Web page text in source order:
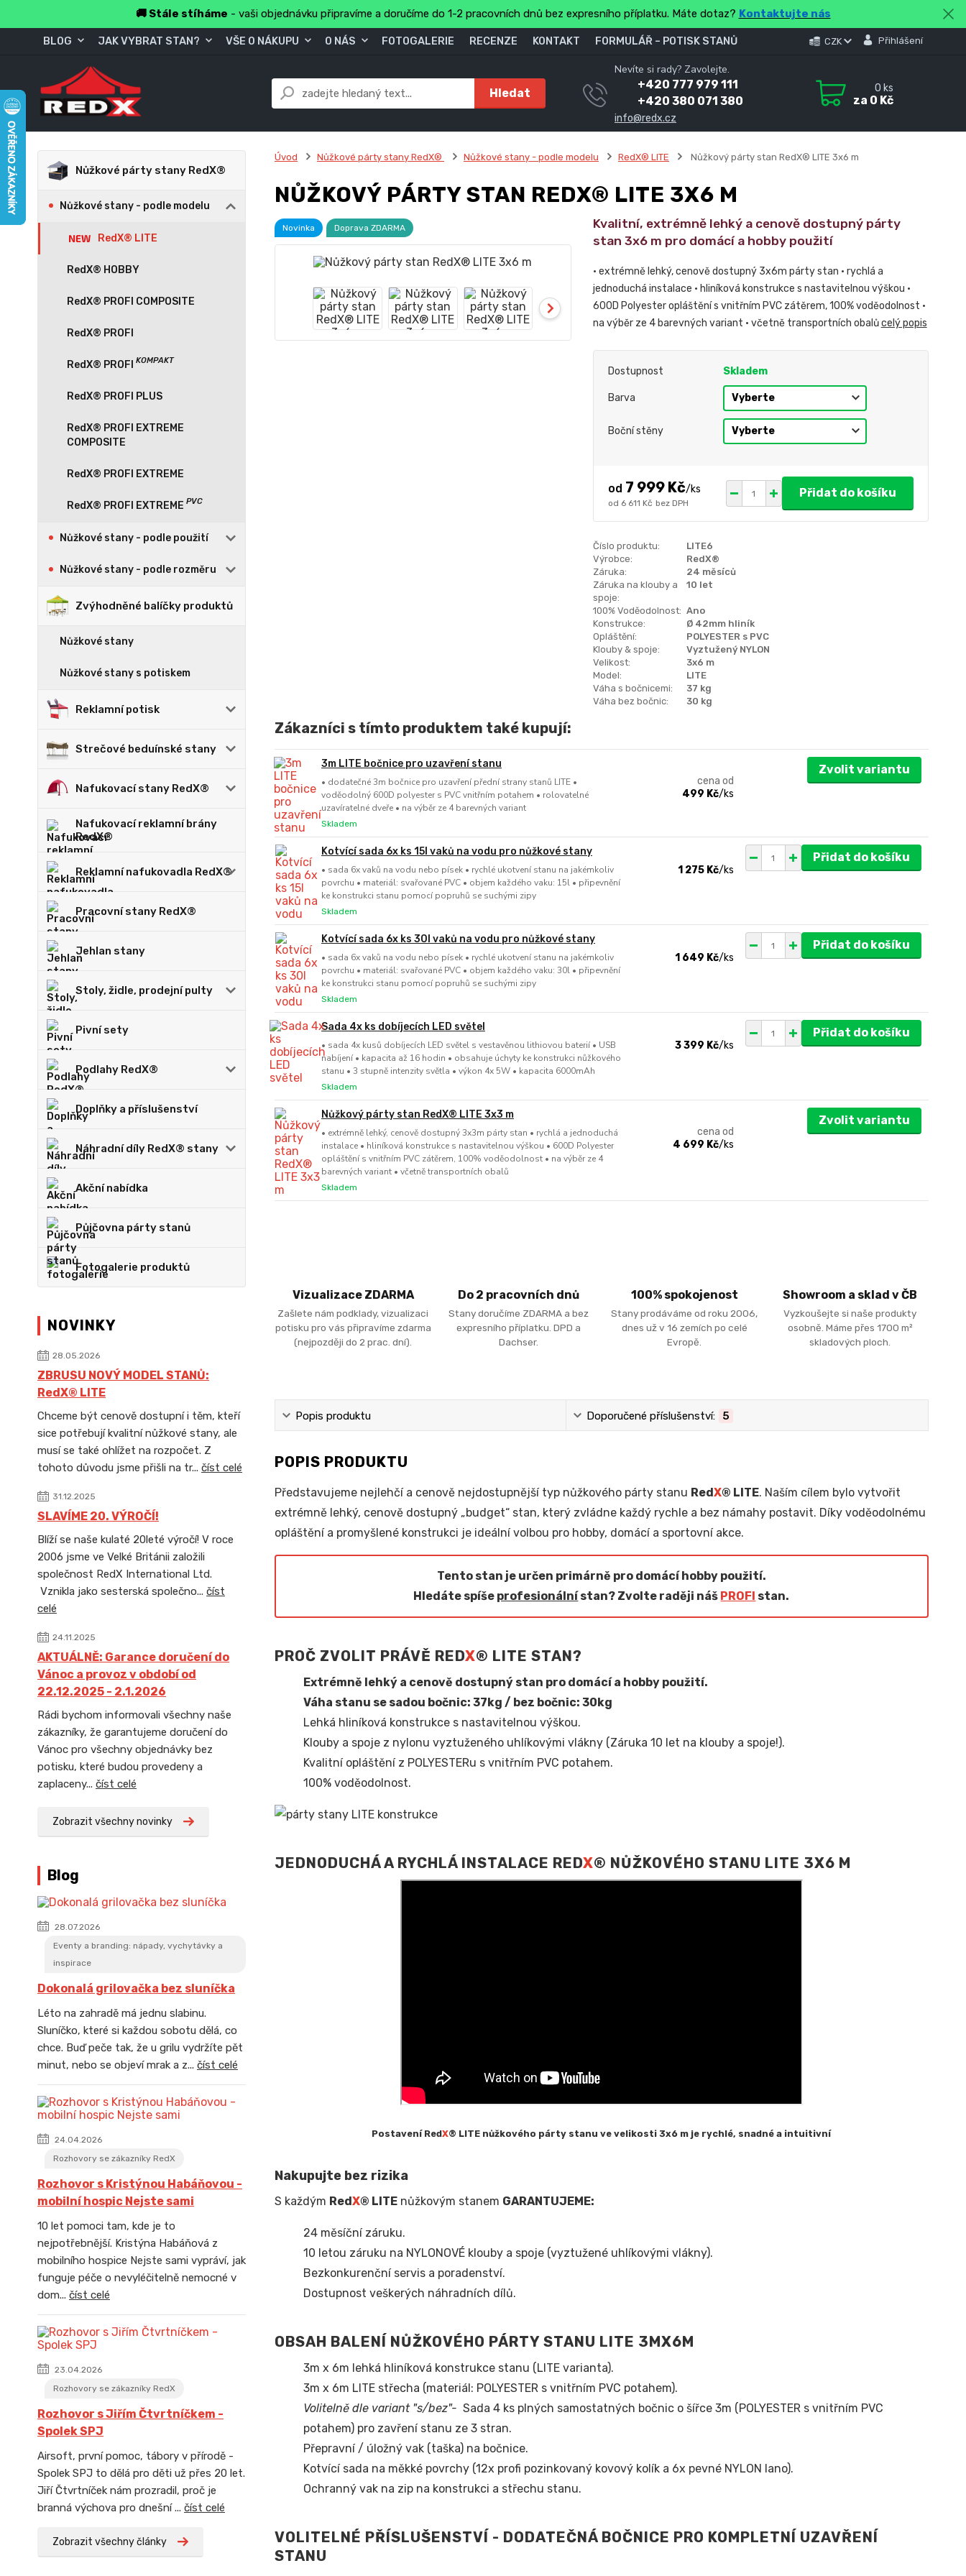
🚚 Stále stíháme - vaši objednávku připravíme a doručíme do 1-2 pracovních dnů bez expresního příplatku. Máte dotaz? Kontaktujte nás
BLOG JAK VYBRAT STAN? VŠE O NÁKUPU O NÁS FOTOGALERIE RECENZE KONTAKT FORMULÁŘ – POTISK STANŮ CZK Přihlášení
Hledat
Nevíte si rady? Zavolejte.
+420 777 979 111
+420 380 071 380
info@redx.cz
0 ks
za 0 Kč
Nůžkové párty stany RedX®
Nůžkové stany - podle modelu
RedX® LITE
RedX® HOBBY
RedX® PROFI COMPOSITE
RedX® PROFI
RedX® PROFI PLUS
RedX® PROFI EXTREME
COMPOSITE
RedX® PROFI EXTREME
Nůžkové stany - podle použití
Nůžkové stany - podle rozměru
Zvýhodněné balíčky produktů
Nůžkové stany
Nůžkové stany s potiskem
Reklamní potisk
Strečové beduínské stany
Nafukovací stany RedX®
Nafukovací reklamní brány
RedX®
Reklamní nafukovadla RedX®
Pracovní stany RedX®
Jehlan stany
Stoly, židle, prodejní pulty
Pivní sety
Podlahy RedX®
Doplňky a příslušenství
Náhradní díly RedX® stany
Akční nabídka
Půjčovna párty stanů
Fotogalerie produktů
NOVINKY
28.05.2026
ZBRUSU NOVÝ MODEL STANŮ:
RedX® LITE
Chceme být cenově dostupní i těm, kteří
sice potřebují kvalitní nůžkové stany, ale
musí se také ohlížet na rozpočet. Z
tohoto důvodu jsme přišli na tr... číst celé
31.12.2025
SLAVÍME 20. VÝROČÍ!
Blíží se naše kulaté 20leté výročí! V roce
2006 jsme ve Velké Británii založili
společnost RedX International Ltd.
Vznikla jako sesterská společno... číst
celé
24.11.2025
AKTUÁLNĚ: Garance doručení do
Vánoc a provoz v období od
22.12.2025 - 2.1.2026
Rádi bychom informovali všechny naše
zákazníky, že garantujeme doručení do
Vánoc pro všechny objednávky bez
potisku, které budou provedeny a
zaplaceny... číst celé
Zobrazit všechny novinky
Blog
28.07.2026
Eventy a branding: nápady, vychytávky a
inspirace
Dokonalá grilovačka bez sluníčka
Léto na zahradě má jednu slabinu.
Sluníčko, které si každou sobotu dělá, co
chce. Buď peče tak, že u grilu vydržíte pět
minut, nebo se objeví mrak a z... číst celé
24.04.2026
Rozhovory se zákazníky RedX
Rozhovor s Kristýnou Habáňovou -
mobilní hospic Nejste sami
10 let pomoci tam, kde je to
nejpotřebnější. Kristýna Habáňová z
mobilního hospice Nejste sami vypráví, jak
funguje péče o nevyléčitelně nemocné v
dom... číst celé
23.04.2026
Rozhovory se zákazníky RedX
Rozhovor s Jiřím Čtvrtníčkem -
Spolek SPJ
Airsoft, první pomoc, tábory v přírodě -
Spolek SPJ to dělá pro děti už přes 20 let.
Jiří Čtvrtníček nám prozradil, proč je
branná výchova pro dnešní ... číst celé
Zobrazit všechny články
Úvod Nůžkové párty stany RedX® Nůžkové stany - podle modelu RedX® LITE Nůžkový párty stan RedX® LITE 3x6 m
NŮŽKOVÝ PÁRTY STAN REDX® LITE 3X6 M
Novinka Doprava ZDARMA
Kvalitní, extrémně lehký a cenově dostupný párty
stan 3x6 m pro domácí a hobby použití
• extrémně lehký, cenově dostupný 3x6m párty stan • rychlá a
jednoduchá instalace • hliníková konstrukce s nastavitelnou výškou •
600D Polyester opláštění s vnitřním PVC zátěrem, 100% voděodolnost •
na výběr ze 4 barevných variant • včetně transportních obalůcelý popis
Dostupnost Skladem
Barva
Boční stěny
7 999 Kč/ks
od 6 611 Kč bez DPH
Přidat do košíku
Číslo produktu:
LITE6
Výrobce:
RedX®
Záruka:
24 měsíců
Záruka na klouby a
spoje:
10 let
100% Voděodolnost: Ano
Konstrukce:
Ø 42mm hliník
Opláštění:
POLYESTER s PVC
Klouby & spoje:
Vyztužený NYLON
Velikost:
3x6 m
Model:
LITE
Váha s bočnicemi:
37 kg
Váha bez bočnic:
30 kg
Zákazníci s tímto produktem také kupují:
3m LITE bočnice pro uzavření stanu
• dodatečné 3m bočnice pro uzavření přední strany stanů LITE •
voděodolný 600D polyester s PVC vnitřním potahem • rolovatelné
uzavíratelné dveře • na výběr ze 4 barevných variant
cena od
499 Kč/ks
Skladem
Zvolit variantu
Kotvící sada 6x ks 15l vaků na vodu pro nůžkové stany
• sada 6x vaků na vodu nebo písek • rychlé ukotvení stanu na jakémkoliv
povrchu • materiál: svařované PVC • objem každého vaku: 15l • připevnění
ke konstrukci stanu pomocí popruhů se suchými zipy
1 275 Kč/ks
Skladem
Přidat do košíku
Kotvící sada 6x ks 30l vaků na vodu pro nůžkové stany
• sada 6x vaků na vodu nebo písek • rychlé ukotvení stanu na jakémkoliv
povrchu • materiál: svařované PVC • objem každého vaku: 30l • připevnění
ke konstrukci stanu pomocí popruhů se suchými zipy
1 649 Kč/ks
Skladem
Přidat do košíku
Sada 4x ks dobíjecích LED světel
• sada 4x kusů dobíjecích LED světel s vestavěnou lithiovou baterií • USB
nabíjení • kapacita až 16 hodin • obsahuje úchyty ke konstrukci nůžkového
stanu • 3 stupně intenzity světla • výkon 4x 5W • kapacita 6000mAh
3 399 Kč/ks
Skladem
Přidat do košíku
Nůžkový párty stan RedX® LITE 3x3 m
• extrémně lehký, cenově dostupný 3x3m párty stan • rychlá a jednoduchá
instalace • hliníková konstrukce s nastavitelnou výškou • 600D Polyester
opláštění s vnitřním PVC zátěrem, 100% voděodolnost • na výběr ze 4
barevných variant • včetně transportních obalů
cena od
4 699 Kč/ks
Skladem
Zvolit variantu
Vizualizace ZDARMA
Zašlete nám podklady, vizualizaci
potisku pro vás připravíme zdarma
(nejpozději do 2 prac. dní).
Do 2 pracovních dnů
Stany doručíme ZDARMA a bez
expresního příplatku. DPD a
Dachser.
100% spokojenost
Stany prodáváme od roku 2006,
dnes už v 16 zemích po celé
Evropě.
Showroom a sklad v ČB
Vyzkoušejte si naše produkty
osobně. Máme přes 1700 m²
skladových ploch.
Popis produktu Doporučené příslušenství: 5
POPIS PRODUKTU
Představujeme nejlehčí a cenově nejdostupnější typ nůžkového párty stanu RedX® LITE. Naším cílem bylo vytvořit
extrémně lehký, cenově dostupný „budget“ stan, který zvládne každý rychle a bez námahy postavit. Díky voděodolnému
opláštění a promyšlené konstrukci je ideální volbou pro hobby, domácí a sportovní akce.
Tento stan je určen primárně pro domácí hobby použití.
Hledáte spíše profesionálnístan? Zvolte raději náš PROFI stan.
PROČ ZVOLIT PRÁVĚ REDX® LITE STAN?
Extrémně lehký a cenově dostupný stan pro domácí a hobby použití.
Váha stanu se sadou bočnic: 37kg / bez bočnic: 30kg
Lehká hliníková konstrukce s nastavitelnou výškou.
Klouby a spoje z nylonu vyztuženého uhlíkovými vlákny (Záruka 10 let na klouby a spoje!).
Kvalitní opláštění z POLYESTERu s vnitřním PVC potahem.
100% voděodolnost.
JEDNODUCHÁ A RYCHLÁ INSTALACE REDX® NŮŽKOVÉHO STANU LITE 3X6 M
Postavení RedX® LITE nůžkového párty stanu ve velikosti 3x6 m je rychlé, snadné a intuitivní
Nakupujte bez rizika
S každým RedX® LITEnůžkovým stanem GARANTUJEME:
24 měsíční záruku.
10 letou záruku na NYLONOVÉ klouby a spoje (vyztužené uhlíkovými vlákny).
Bezkonkurenční servis a poradenství.
Dostupnost veškerých náhradních dílů.
OBSAH BALENÍ NŮŽKOVÉHO PÁRTY STANU LITE 3MX6M
3m x 6m lehká hliníková konstrukce stanu (LITE varianta).
3m x 6m LITE střecha (materiál: POLYESTER s vnitřním PVC potahem).
Volitelně dle variant "s/bez"- Sada 4 ks plných samostatných bočnic o šířce 3m (POLYESTER s vnitřním PVC
potahem) pro zavření stanu ze 3 stran.
Přepravní / úložný vak (taška) na bočnice.
Kotvící sada na měkké povrchy(12x profi pozinkovaný kovový kolík a 6x pevné NYLON lano).
Ochranný vak na zip na konstrukci a střechu stanu.
VOLITELNÉ PŘÍSLUŠENSTVÍ - DODATEČNÁ BOČNICE PRO KOMPLETNÍ UZAVŘENÍ
STANU